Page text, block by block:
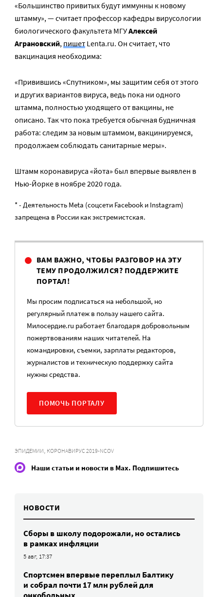
«Большинство привитых будут иммунны к новому
штамму», — считает профессор кафедры вирусологии
биологического факультета МГУАлексей
Аграновский,пишет Lenta.ru. Он считает, что
вакцинация необходима:
«Привившись «Спутником», мы защитим себя от этого
и других вариантов вируса, ведь пока ни одного
штамма, полностью уходящего от вакцины, не
описано. Так что пока требуется обычная будничная
работа: следим за новым штаммом, вакцинируемся,
продолжаем соблюдать санитарные меры».
Штамм коронавируса «йота» был впервые выявлен в
Нью-Йорке в ноябре 2020 года.
* - Деятельность Meta (соцсети Facebook и Instagram)
запрещена в России как экстремистская.
ВАМ ВАЖНО, ЧТОБЫ РАЗГОВОР НА ЭТУ
ТЕМУ ПРОДОЛЖИЛСЯ? ПОДДЕРЖИТЕ
ПОРТАЛ!
Мы просим подписаться на небольшой, но
регулярный платеж в пользу нашего сайта.
Милосердие.ru работает благодаря добровольным
пожертвованиям наших читателей. На
командировки, съемки, зарплаты редакторов,
журналистов и техническую поддержку сайта
нужны средства.
ПОМОЧЬ ПОРТАЛУ
ЭПИДЕМИИ, КОРОНАВИРУС 2019-NCOV
Наши статьи и новости в Max. Подпишитесь
НОВОСТИ
Сборы в школу подорожали, но остались
в рамках инфляции
5 авг, 17:37
Спортсмен впервые переплыл Балтику
и собрал почти 17 млн рублей для